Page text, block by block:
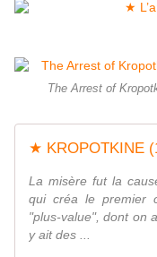
The Arrest of
La misère fut la
qui créa le premier
"plus-value", dont on
y ait des ...